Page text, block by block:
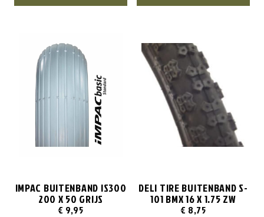
IMPAC BUITENBAND IS300
200 X 50 GRIJS
€ 9,95
DELI TIRE BUITENBAND S-
101 BMX 16 X 1.75 ZW
€ 8,75